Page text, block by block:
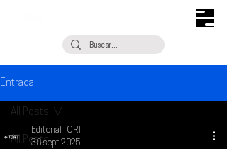
Entrada
All Posts
All Posts
Editorial TORT
30 sept 2025